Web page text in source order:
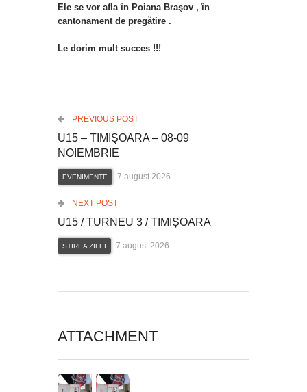
Ele se vor afla în Poiana Braşov , în
cantonament de pregătire .
Le dorim mult succes !!!
PREVIOUS POST
U15 – TIMIŞOARA – 08-09
NOIEMBRIE
EVENIMENTE 7 august 2026
NEXT POST
U15 / TURNEU 3 / TIMIȘOARA
STIREA ZILEI 7 august 2026
ATTACHMENT